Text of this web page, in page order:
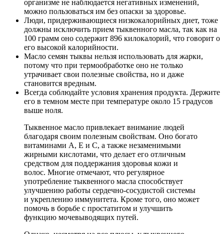
организме не наблюдается негативных изменений,
можно пользоваться им без опаски за здоровье.
Люди, придерживающиеся низкокалорийных диет, тоже
должны исключить прием тыквенного масла, так как на
100 грамм оно содержит 896 килокалорий, что говорит о
его высокой калорийности.
Масло семян тыквы нельзя использовать для жарки,
потому что при термообработке оно не только
утрачивает свои полезные свойства, но и даже
становится вредным.
Всегда соблюдайте условия хранения продукта. Держите
его в темном месте при температуре около 15 градусов
выше ноля.
Тыквенное масло привлекает внимание людей
благодаря своим полезным свойствам. Оно богато
витаминами A, E и C, а также незаменимыми
жирными кислотами, что делает его отличным
средством для поддержания здоровья кожи и
волос. Многие отмечают, что регулярное
употребление тыквенного масла способствует
улучшению работы сердечно-сосудистой системы
и укреплению иммунитета. Кроме того, оно может
помочь в борьбе с простатитом и улучшить
функцию мочевыводящих путей.